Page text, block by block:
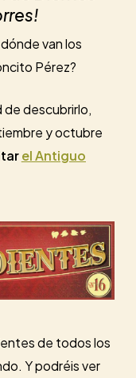
van los
Pérez?
descubrirlo,
y octubre
el Antiguo
de todos los
Y podréis ver